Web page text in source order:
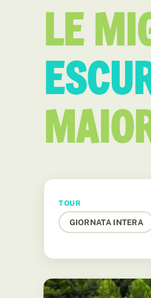
LE
TOUR
GIORNATA INTERA